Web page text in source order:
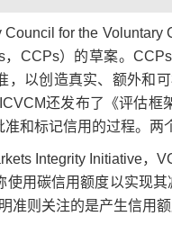
for the Voluntary
CCPs）的草案。
，以创造真实、额外和
还发布了《评估
和标记信用的过程。两
Integrity Initiative，
使用碳信用额度以实现
准则关注的是产生信用